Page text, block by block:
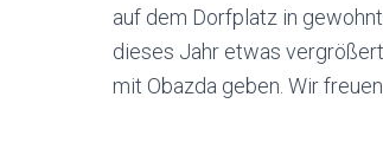
auf dem Dorfplatz in
dieses Jahr etwas
mit Obazda geben. Wir